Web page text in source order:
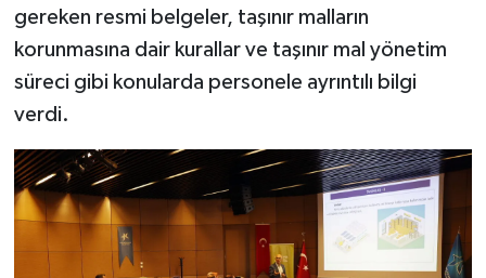
gereken resmi belgeler, taşınır malların
korunmasına dair kurallar ve taşınır mal yönetim
süreci gibi konularda personele ayrıntılı bilgi
verdi.